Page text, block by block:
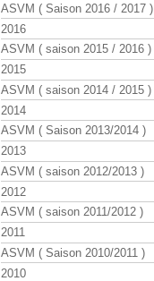
ASVM ( Saison 2016 / 2017 )
2016
ASVM ( saison 2015 / 2016 )
2015
ASVM ( saison 2014 / 2015 )
2014
ASVM ( Saison 2013/2014 )
2013
ASVM ( saison 2012/2013 )
2012
ASVM ( saison 2011/2012 )
2011
ASVM ( Saison 2010/2011 )
2010